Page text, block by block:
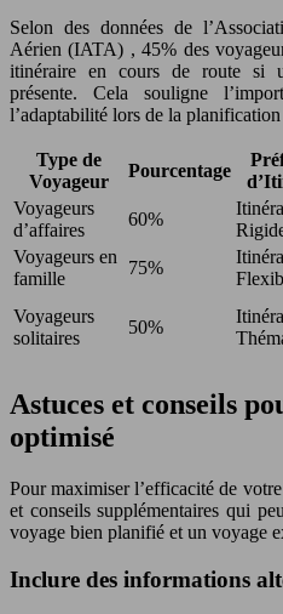
Selon des données de
Aérien (IATA) , 45% des
itinéraire en cours de route si
présente. Cela souligne
l’adaptabilité lors de la
Type de
Voyageur
Pourcentage
Voyageurs
d’affaires
60%
Voyageurs en
famille
75%
Voyageurs
solitaires
50%
Astuces et conseils
optimisé
Pour maximiser l’efficacité de
et conseils supplémentaires qui
voyage bien planifié et un voyage
Inclure des informations